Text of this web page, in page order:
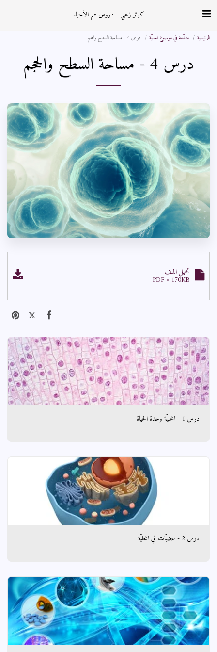
كوثر زعبي - دروس علم الأحياء
الرئيسية مقدّمة في موضوع الخليّة درس 4 - مساحة السطح والحجم
درس 4 - مساحة السطح والحجم
تحميل الملف
PDF • 170KB
درس 1 - الخليّة وحدة الحياة
درس 2 - عضيّات في الخليّة